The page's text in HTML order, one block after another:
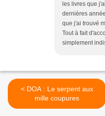
les livres que
dernières
que j'ai trouvé
Tout à fait
simplement
< DOA : Le serpent aux
mille coupures